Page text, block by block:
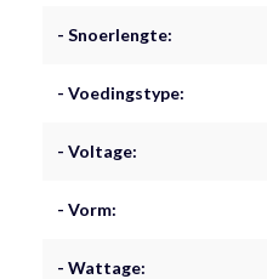
- Snoerlengte:
- Voedingstype:
- Voltage:
- Vorm:
- Wattage: